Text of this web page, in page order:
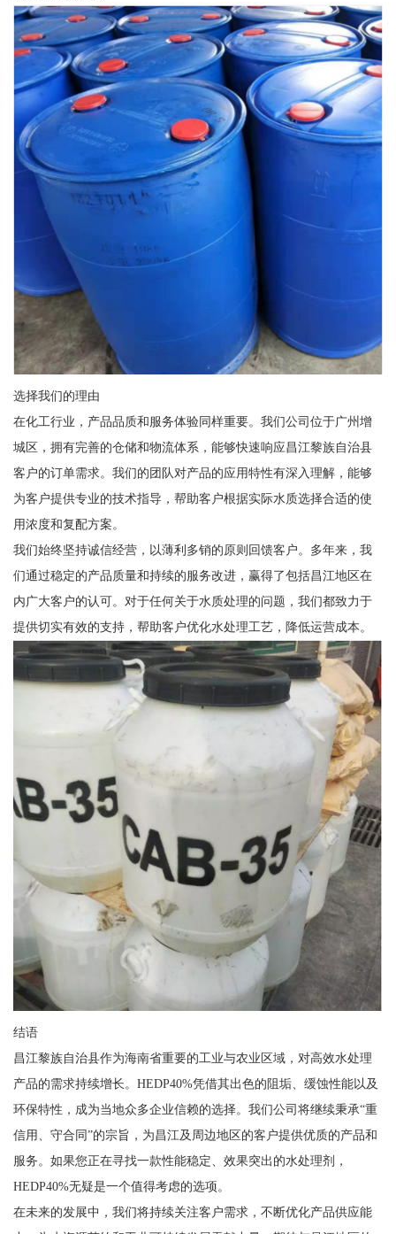
选择我们的理由
在化工行业，产品品质和服务体验同样重要。我们公司位于广州增
城区，拥有完善的仓储和物流体系，能够快速响应昌江黎族自治县
客户的订单需求。我们的团队对产品的应用特性有深入理解，能够
为客户提供专业的技术指导，帮助客户根据实际水质选择合适的使
用浓度和复配方案。
我们始终坚持诚信经营，以薄利多销的原则回馈客户。多年来，我
们通过稳定的产品质量和持续的服务改进，赢得了包括昌江地区在
内广大客户的认可。对于任何关于水质处理的问题，我们都致力于
提供切实有效的支持，帮助客户优化水处理工艺，降低运营成本。
结语
昌江黎族自治县作为海南省重要的工业与农业区域，对高效水处理
产品的需求持续增长。HEDP40%凭借其出色的阻垢、缓蚀性能以及
环保特性，成为当地众多企业信赖的选择。我们公司将继续秉承“重
信用、守合同”的宗旨，为昌江及周边地区的客户提供优质的产品和
服务。如果您正在寻找一款性能稳定、效果突出的水处理剂，
HEDP40%无疑是一个值得考虑的选项。
在未来的发展中，我们将持续关注客户需求，不断优化产品供应能